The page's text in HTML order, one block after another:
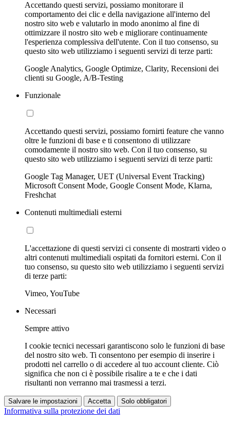
Accettando questi servizi, possiamo monitorare il
comportamento dei clic e della navigazione all'interno del
nostro sito web e valutarlo in modo anonimo al fine di
ottimizzare il nostro sito web e migliorare continuamente
l'esperienza complessiva dell'utente. Con il tuo consenso, su
questo sito web utilizziamo i seguenti servizi di terze parti:
Google Analytics, Google Optimize, Clarity, Recensioni dei
clienti su Google, A/B-Testing
Funzionale
Accettando questi servizi, possiamo fornirti feature che vanno
oltre le funzioni di base e ti consentono di utilizzare
comodamente il nostro sito web. Con il tuo consenso, su
questo sito web utilizziamo i seguenti servizi di terze parti:
Google Tag Manager, UET (Universal Event Tracking)
Microsoft Consent Mode, Google Consent Mode, Klarna,
Freshchat
Contenuti multimediali esterni
L'accettazione di questi servizi ci consente di mostrarti video o
altri contenuti multimediali ospitati da fornitori esterni. Con il
tuo consenso, su questo sito web utilizziamo i seguenti servizi
di terze parti:
Vimeo, YouTube
Necessari
Sempre attivo
I cookie tecnici necessari garantiscono solo le funzioni di base
del nostro sito web. Ti consentono per esempio di inserire i
prodotti nel carrello o di accedere al tuo account cliente. Ciò
significa che non ci è possibile risalire a te e che i dati
risultanti non verranno mai trasmessi a terzi.
Salvare le impostazioni Accetta Solo obbligatori
Informativa sulla protezione dei dati